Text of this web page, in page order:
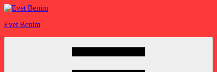
İçeriğe
Evet Benim